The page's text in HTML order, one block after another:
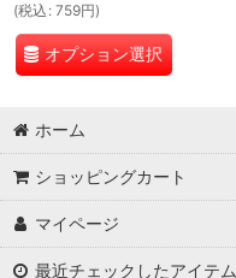
(税込 : 759円)
オプション選択
ホーム
ショッピングカート
マイページ
最近チェックしたアイテム